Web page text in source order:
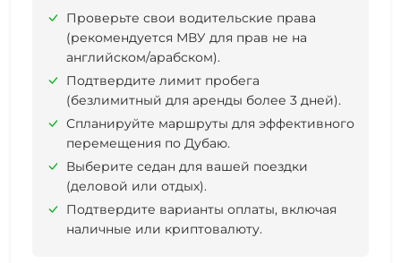
Проверьте свои водительские права
(рекомендуется МВУ для прав не на
английском/арабском).
Подтвердите лимит пробега
(безлимитный для аренды более 3 дней).
Спланируйте маршруты для эффективного
перемещения по Дубаю.
Выберите седан для вашей поездки
(деловой или отдых).
Подтвердите варианты оплаты, включая
наличные или криптовалюту.